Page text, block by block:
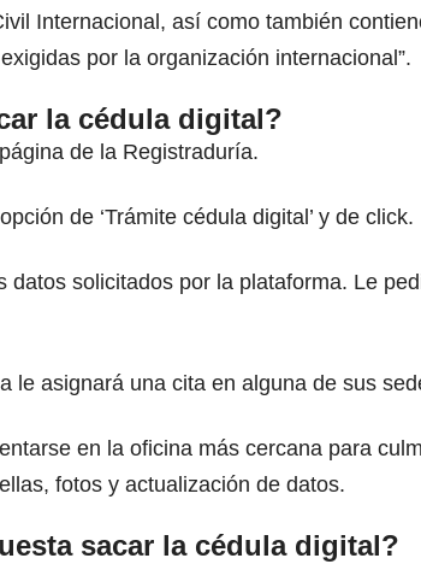
Internacional, así como también
por la organización internacional”.
la cédula digital?
de la Registraduría.
de ‘Trámite cédula digital’ y de click.
datos solicitados por la plataforma. Le
le asignará una cita en alguna de sus
en la oficina más cercana para
fotos y actualización de datos.
sacar la cédula digital?